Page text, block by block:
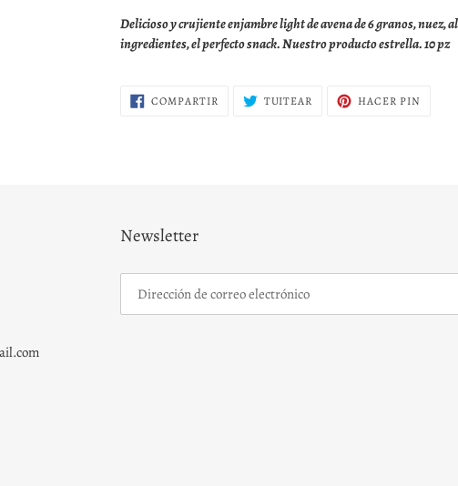
Delicioso y crujiente enjambre light de avena de 6 granos, nuez,
ingredientes, el perfecto snack. Nuestro producto estrella. 10 pz
COMPARTIR COMPARTIR
EN
TUITEAR TUITEARHACER PIN
Newsletter